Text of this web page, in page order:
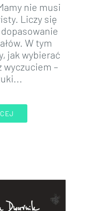
nie musi
Liczy się
W tym
jak wybierać
wyczuciem –